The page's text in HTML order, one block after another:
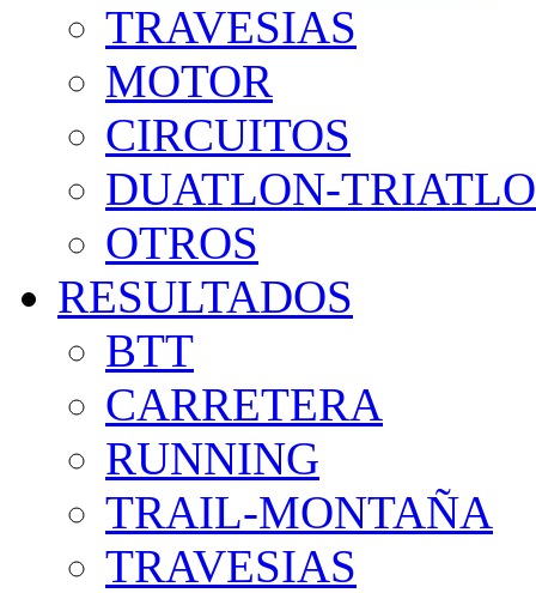
TRAVESIAS
MOTOR
CIRCUITOS
DUATLON-
OTROS
RESULTADOS
BTT
CARRETERA
RUNNING
TRAIL-MONTAÑA
TRAVESIAS